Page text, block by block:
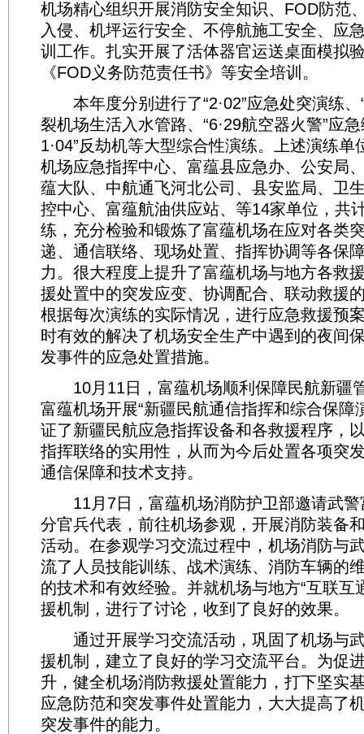
机场精心组织开展消防安全知识、FOD防范
入侵、机坪运行安全、不停航施工安全、应
训工作。扎实开展了活体器官运送桌面模拟
《FOD义务防范责任书》等安全培训。
本年度分别进行了“2·02”应急处突演练、
裂机场生活入水管路、“6·29航空器火警”应
1·04”反劫机等大型综合性演练。上述演练单
机场应急指挥中心、富蕴县应急办、公安局
蕴大队、中航通飞河北公司、县安监局、卫
控中心、富蕴航油供应站、等14家单位，共
练，充分检验和锻炼了富蕴机场在应对各类
递、通信联络、现场处置、指挥协调等各保
力。很大程度上提升了富蕴机场与地方各救
援处置中的突发应变、协调配合、联动救援
根据每次演练的实际情况，进行应急救援预
时有效的解决了机场安全生产中遇到的夜间
发事件的应急处置措施。
10月11日，富蕴机场顺利保障民航新疆
富蕴机场开展“新疆民航通信指挥和综合保障
证了新疆民航应急指挥设备和各救援程序，
指挥联络的实用性，从而为今后处置各项突
通信保障和技术支持。
11月7日，富蕴机场消防护卫部邀请武警
分官兵代表，前往机场参观，开展消防装备
活动。在参观学习交流过程中，机场消防与
流了人员技能训练、战术演练、消防车辆的
的技术和有效经验。并就机场与地方“互联互
援机制，进行了讨论，收到了良好的效果。
通过开展学习交流活动，巩固了机场与
援机制，建立了良好的学习交流平台。为促
升，健全机场消防救援处置能力，打下坚实
应急防范和突发事件处置能力，大大提高了
突发事件的能力。